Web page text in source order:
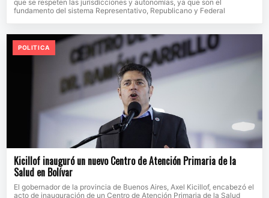
que se respeten las jurisdicciones y autonomías, ya que son el
fundamento del sistema Representativo, Republicano y Federal
POLITICA
Kicillof inauguró un nuevo Centro de Atención Primaria de la
Salud en Bolívar
El gobernador de la provincia de Buenos Aires, Axel Kicillof, encabezó el
acto de inauguración de un Centro de Atención Primaria de la Salud